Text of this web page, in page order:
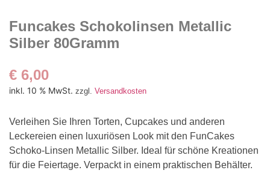
Funcakes Schokolinsen Metallic
Silber 80Gramm
€ 6,00
inkl. 10 % MwSt. zzgl. Versandkosten
Verleihen Sie Ihren Torten, Cupcakes und anderen
Leckereien einen luxuriösen Look mit den FunCakes
Schoko-Linsen Metallic Silber. Ideal für schöne Kreationen
für die Feiertage. Verpackt in einem praktischen Behälter.